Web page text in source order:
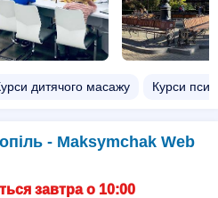
дитячого масажу Курси
- Maksymchak Web
завтра о 10:00